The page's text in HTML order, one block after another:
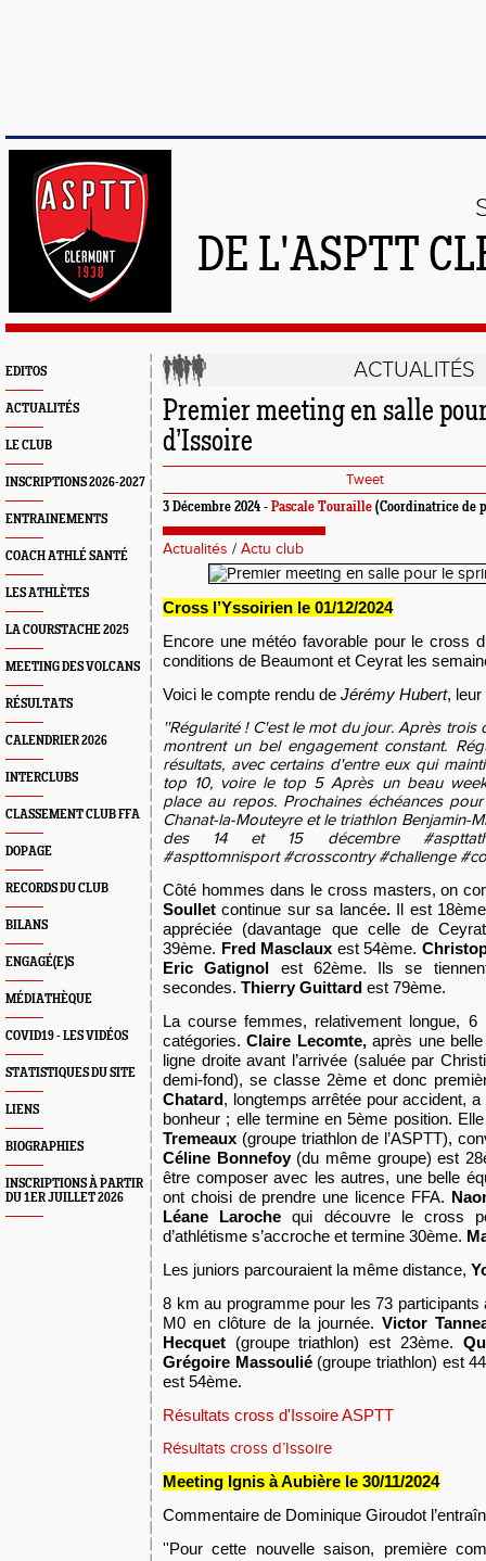
DE L'ASPTT
EDITOS
ACTUALITÉS
LE CLUB
INSCRIPTIONS 2026-2027
ENTRAINEMENTS
COACH ATHLÉ SANTÉ
LES ATHLÈTES
LA COURSTACHE 2025
MEETING DES VOLCANS
RÉSULTATS
CALENDRIER 2026
INTERCLUBS
CLASSEMENT CLUB FFA
DOPAGE
RECORDS DU CLUB
BILANS
ENGAGÉ(E)S
MÉDIATHÈQUE
COVID19 - LES VIDÉOS
STATISTIQUES DU SITE
LIENS
BIOGRAPHIES
INSCRIPTIONS À PARTIR
DU 1ER JUILLET 2026
ACTUALITÉS
Premier meeting en salle
d’Issoire
Tweet
3 Décembre 2024 - Pascale Touraille (Coordinatrice de
Actualités / Actu club
Cross l’Yssoirien le 01/12/2024
Encore une météo favorable pour le cross
conditions de Beaumont et Ceyrat les
Voici le compte rendu de Jérémy Hubert, leur
''Régularité ! C'est le mot du jour. Après trois
montrent un bel engagement constant.
résultats, avec certains d'entre eux qui
top 10, voire le top 5 Après un beau
place au repos. Prochaines échéances
Chanat-la-Mouteyre et le triathlon Benjamin-
des 14 et 15 décembre
#aspttomnisport #crosscontry #challenge
Côté hommes dans le cross masters,on
Soulletcontinue sur sa lancée. Il est
appréciée (davantage que celle de
39ème. Fred Masclaux est 54ème.
Eric Gatignol est 62ème. Ils se
secondes. Thierry Guittard est 79ème.
La course femmes, relativement longue, 6
catégories.Claire Lecomte,après une
ligne droite avant l’arrivée (saluée par
demi-fond), se classe 2ème et donc
Chatard, longtemps arrêtée pour accident,
bonheur ; elle termine en5ème position.
Tremeaux (groupe triathlon de l’ASPTT),
Céline Bonnefoy(du même groupe) est
être composer avec les autres, une belle
ont choisi de prendre une licence FFA.
Léane Laroche qui découvre le cross
d’athlétisme s’accroche et termine 30ème.
Les juniors parcouraient la même distance,
8 km au programme pour les 73
M0 en clôture de la journée. Victor
Hecquet (groupe triathlon) est 23ème.
Grégoire Massoulié(groupe triathlon) est
est 54ème.
Résultats cross d'Issoire ASPTT
Résultats cross d’Issoire
Meeting Ignis à Aubière le 30/11/2024
Commentaire de Dominique Giroudot
''Pour cette nouvelle saison, première